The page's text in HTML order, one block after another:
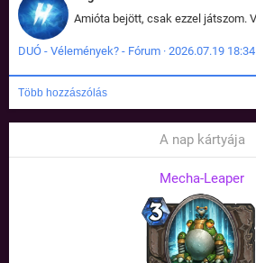
DUÓ - Vélemények? - Fórum · 2026.07.19 18:34
Több hozzászólás
A nap kártyája
Mecha-Leaper